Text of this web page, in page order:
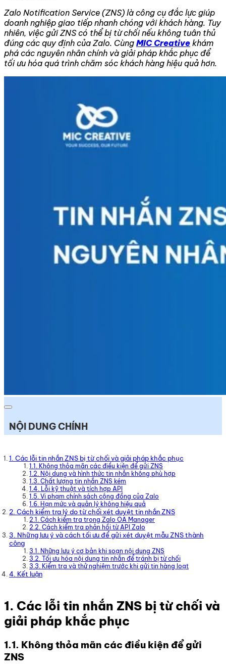
Zalo Notification Service (ZNS) là công cụ đắc lực giúp
doanh nghiệp giao tiếp nhanh chóng với khách hàng. Tuy
nhiên, việc gửi ZNS có thể bị từ chối nếu không tuân thủ
đúng các quy định của Zalo. Cùng MIC Creative khám
phá các nguyên nhân chính và giải pháp khắc phục để
tối ưu hóa quá trình chăm sóc khách hàng hiệu quả hơn.
NỘI DUNG CHÍNH
1. Các lỗi tin nhắn ZNS bị từ chối và giải pháp khắc phục
1.1. Không thỏa mãn các điều kiện để gửi ZNS
1.2. Nội dung và hình thức tin nhắn không phù hợp
1.3. Chất lượng tin nhắn ZNS kém
1.4. Lỗi kỹ thuật và tích hợp API
1.5. Vi phạm chính sách cộng đồng của Zalo
1.6. Hạn mức và quản lý không hiệu quả
2. Cách kiểm tra lý do từ chối xét duyệt tin nhắn ZNS
2.1. Cách kiểm tra trong Zalo OA Manager
2.2. Cách kiểm tra phản hồi từ API Zalo
3. Những lưu ý và cách tối ưu để gửi xét duyệt mẫu ZNS thành
công
3.1. Những lưu ý cơ bản khi soạn nội dung ZNS
3.2. Tối ưu hóa nội dung tin nhắn để tránh bị từ chối
3.3. Kiểm tra và thử nghiệm trước khi gửi tin hàng loạt
4. Kết luận
1. Các lỗi tin nhắn ZNS bị từ chối và
giải pháp khắc phục
1.1. Không thỏa mãn các điều kiện để gửi
ZNS